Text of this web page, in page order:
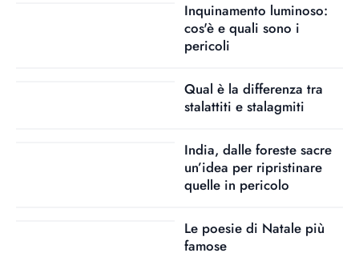
Inquinamento luminoso:
cos'è e quali sono i
pericoli
Qual è la differenza tra
stalattiti e stalagmiti
India, dalle foreste sacre
un’idea per ripristinare
quelle in pericolo
Le poesie di Natale più
famose